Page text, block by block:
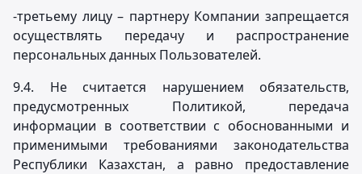
-третьему лицу – партнеру Компании запрещается
осуществлять передачу и распространение
персональных данных Пользователей.
9.4. Не считается нарушением обязательств,
предусмотренных Политикой, передача
информации в соответствии с обоснованными и
применимыми требованиями законодательства
Республики Казахстан, а равно предоставление